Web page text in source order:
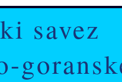
savez